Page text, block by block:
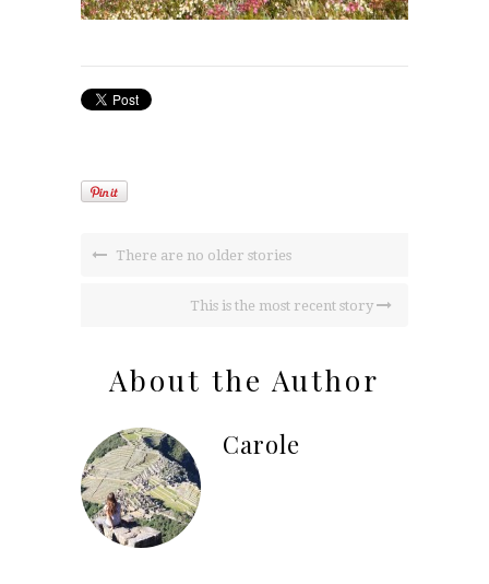
There are no older stories
This is the most recent story
About the Author
Carole